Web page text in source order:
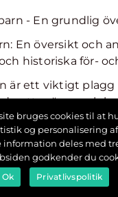
- En grundlig
En översikt och
historiska för-
är ett viktigt plagg
natts sömn och
En grundlig
olika typer och
bruges cookies til at
og personalisering
information deles med
godkender du
Ok Privatlivspolitik